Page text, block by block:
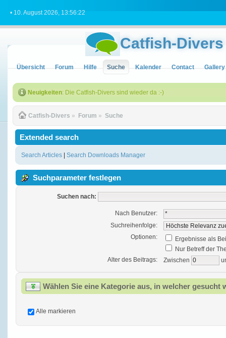
• 10. August 2026, 13:56:22
Catfish-Divers
Übersicht Forum Hilfe Suche Kalender Contact Gallery
Neuigkeiten: Die Catfish-Divers sind wieder da :-)
Catfish-Divers » Forum » Suche
Extended search
Search Articles |Search Downloads Manager
Suchparameter festlegen
Suchen nach:
Nach Benutzer:
Suchreihenfolge:
Optionen:
Ergebnisse als
Nur Betreff der
Alter des Beitrags:
Zwischen
Wählen Sie eine Kategorie aus, in welcher
Alle markieren